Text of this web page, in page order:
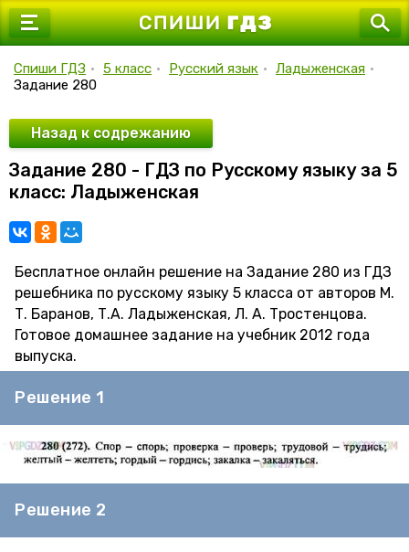
7 класс
9 класс
10 класс
11 класс
Спиши ГДЗ • 5 класс • Русский язык • Ладыженская •
Задание 280
Назад к содрежанию
Задание 280 - ГДЗ по Русскому языку за 5
класс: Ладыженская
Бесплатное онлайн решение на Задание 280 из ГДЗ
решебника по русскому языку 5 класса от авторов М.
Т. Баранов, Т.А. Ладыженская, Л. А. Тростенцова.
Готовое домашнее задание на учебник 2012 года
выпуска.
Решение 1
Решение 2